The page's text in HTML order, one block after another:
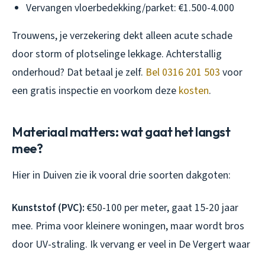
Vervangen vloerbedekking/parket: €1.500-4.000
Trouwens, je verzekering dekt alleen acute schade
door storm of plotselinge lekkage. Achterstallig
onderhoud? Dat betaal je zelf. Bel 0316 201 503 voor
een gratis inspectie en voorkom deze kosten.
Materiaal matters: wat gaat het langst
mee?
Hier in Duiven zie ik vooral drie soorten dakgoten:
Kunststof (PVC): €50-100 per meter, gaat 15-20 jaar
mee. Prima voor kleinere woningen, maar wordt bros
door UV-straling. Ik vervang er veel in De Vergert waar